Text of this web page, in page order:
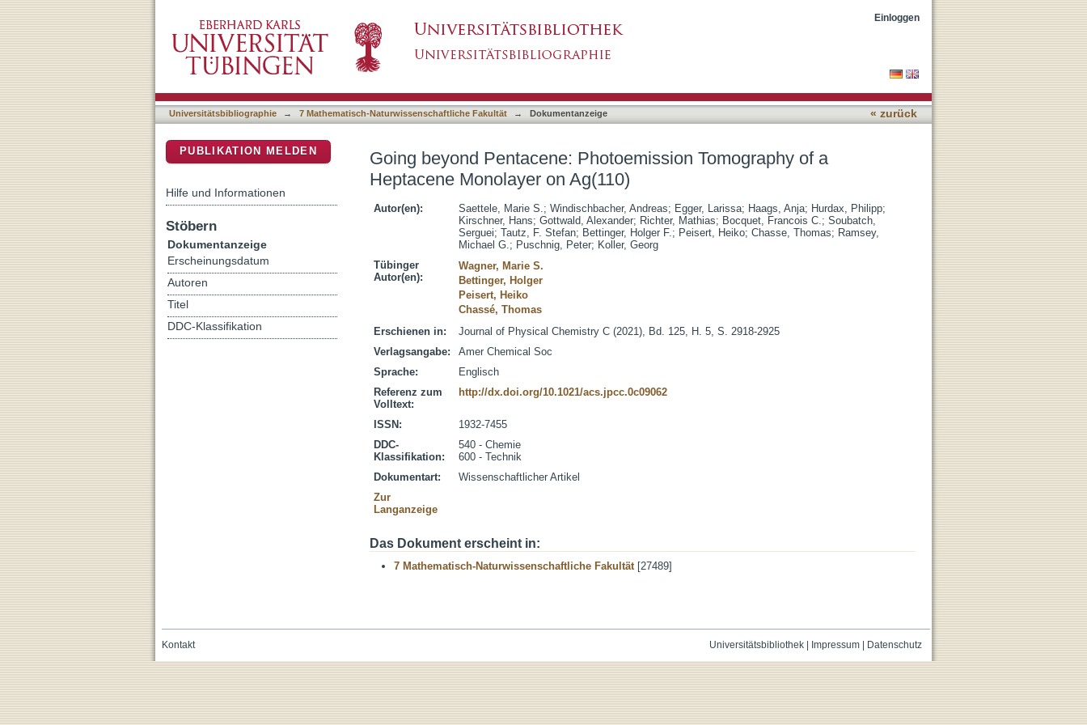
Going beyond Pentacene: Photoemission Tomography of a Heptacene Monolayer on Ag(110)Einloggen
Universitätsbibliographie → 7 Mathematisch-Naturwissenschaftliche Fakultät → Dokumentanzeige « zurück
Going beyond Pentacene: Photoemission Tomography of a
Heptacene Monolayer on Ag(110)
Autor(en): Saettele, Marie S.; Windischbacher, Andreas; Egger, Larissa; Haags, Anja; Hurdax, Philipp;
Kirschner, Hans; Gottwald, Alexander; Richter, Mathias; Bocquet, Francois C.; Soubatch,
Serguei; Tautz, F. Stefan; Bettinger, Holger F.; Peisert, Heiko; Chasse, Thomas; Ramsey,
Michael G.; Puschnig, Peter; Koller, Georg
Tübinger
Autor(en):
Wagner, Marie S.
Bettinger, Holger
Peisert, Heiko
Chassé, Thomas
Erschienen in:
Journal of Physical Chemistry C (2021), Bd. 125, H. 5, S. 2918-2925
Verlagsangabe:
Amer Chemical Soc
Sprache:
Englisch
Referenz zum
Volltext:
http://dx.doi.org/10.1021/acs.jpcc.0c09062
ISSN:
1932-7455
DDC-
Klassifikation:
540 - Chemie
600 - Technik
Dokumentart:
Wissenschaftlicher Artikel
Zur
Langanzeige
Das Dokument erscheint in:
7 Mathematisch-Naturwissenschaftliche Fakultät[27489]
PUBLIKATION MELDEN
Hilfe und Informationen
Stöbern
Dokumentanzeige
Erscheinungsdatum
Autoren
Titel
DDC-Klassifikation
Universitätsbibliothek| Impressum| Datenschutz
Kontakt